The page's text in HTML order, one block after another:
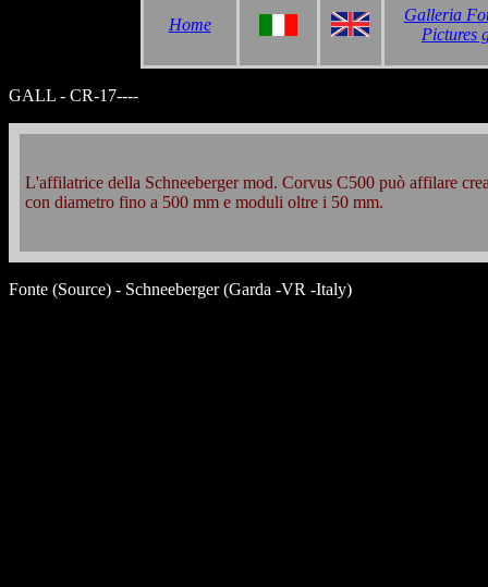
Home
Galleria
Pictures
GALL - CR-17----
L'affilatrice della Schneeberger mod. Corvus C500 può affilare
con diametro fino a 500 mm e moduli oltre i 50 mm.
Fonte (Source) - Schneeberger (Garda -VR -Italy)